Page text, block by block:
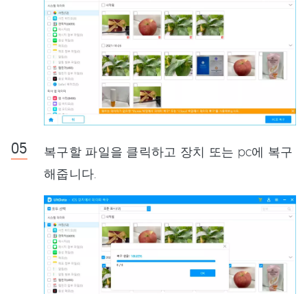
복구할 파일을 클릭하고 장치 또는 pc에 복구
해줍니다.